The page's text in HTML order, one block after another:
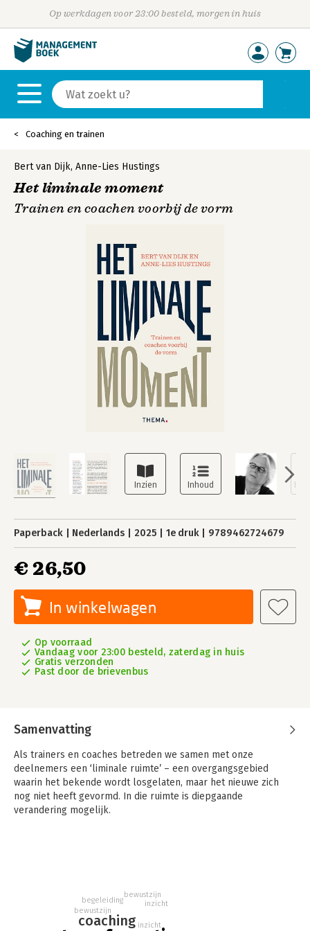
Op werkdagen voor 23:00 besteld, morgen in huis
Coaching en trainen
Bert van Dijk, Anne-Lies Hustings
Het liminale moment
Trainen en coachen voorbij de vorm
Paperback Nederlands 2025 1e druk 9789462724679
€ 26,50
In winkelwagen
Op voorraad
Vandaag voor 23:00 besteld, zaterdag in huis
Gratis verzonden
Past door de brievenbus
Samenvatting
Als trainers en coaches betreden we samen met onze
deelnemers een ‘liminale ruimte’ – een overgangsgebied
waarin het bekende wordt losgelaten, maar het nieuwe zich
nog niet heeft gevormd. In die ruimte is diepgaande
verandering mogelijk.
Echte transformatie gebeurt niet gepland, volgens een schema
of draaiboek. Die gebeurt op liminale momenten: gouden, vaak
coaching
bewustzijn
inzicht
begeleiding
bewustzijn
inzicht